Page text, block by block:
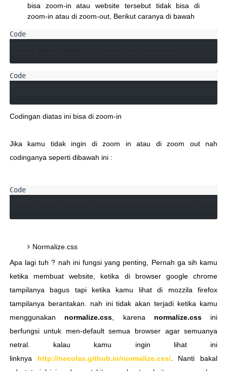
bisa zoom-in atau website tersebut tidak bisa di
zoom-in atau di zoom-out, Berikut caranya di bawah
Codingan diatas ini bisa di zoom-in
Jika kamu tidak ingin di zoom in atau di zoom out nah
codinganya seperti dibawah ini :
Normalize.css
Apa lagi tuh ? nah ini fungsi yang penting, Pernah ga sih kamu
ketika membuat website, ketika di browser google chrome
tampilanya bagus tapi ketika kamu lihat di mozzila firefox
tampilanya berantakan. nah ini tidak akan terjadi ketika kamu
menggunakan normalize.css , karena normalize.cssini
berfungsi untuk men-default semua browser agar semuanya
netral. kalau kamu ingin lihat ini
linknya http://necolas.github.io/normalize.css/. Nanti bakal